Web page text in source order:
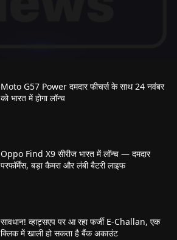
Moto G57 Power दमदार फीचर्स के साथ 24 नवंबर
को भारत में होगा लॉन्च
Oppo Find X9 सीरीज भारत में लॉन्च — दमदार
परफॉर्मेंस, बड़ा कैमरा और लंबी बैटरी लाइफ
सावधान! व्हाट्सएप पर आ रहा फर्जी E-Challan, एक
क्लिक में खाली हो सकता है बैंक अकाउंट